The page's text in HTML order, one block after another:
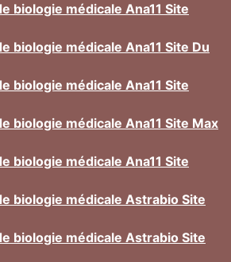
biologie médicale Ana11 Site
biologie médicale Ana11 Site Du
biologie médicale Ana11 Site
biologie médicale Ana11 Site Max
biologie médicale Ana11 Site
biologie médicale Astrabio Site
biologie médicale Astrabio Site